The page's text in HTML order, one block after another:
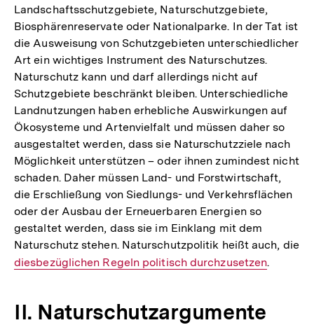
Landschaftsschutzgebiete, Naturschutzgebiete,
Biosphärenreservate oder Nationalparke. In der Tat ist
die Ausweisung von Schutzgebieten unterschiedlicher
Art ein wichtiges Instrument des Naturschutzes.
Naturschutz kann und darf allerdings nicht auf
Schutzgebiete beschränkt bleiben. Unterschiedliche
Landnutzungen haben erhebliche Auswirkungen auf
Ökosysteme und Artenvielfalt und müssen daher so
ausgestaltet werden, dass sie Naturschutzziele nach
Möglichkeit unterstützen – oder ihnen zumindest nicht
schaden. Daher müssen Land- und Forstwirtschaft,
die Erschließung von Siedlungs- und Verkehrsflächen
oder der Ausbau der Erneuerbaren Energien so
gestaltet werden, dass sie im Einklang mit dem
Naturschutz stehen. Naturschutzpolitik heißt auch, die
Interner
diesbezüglichen Regeln politisch durchzusetzen.
II. Naturschutzargumente